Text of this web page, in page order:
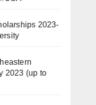
2023-
2023 (up to